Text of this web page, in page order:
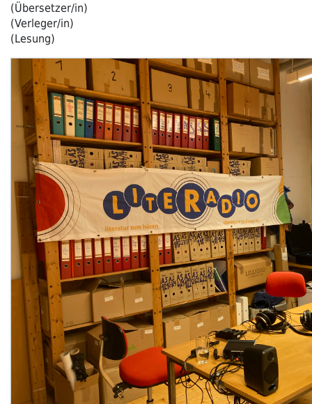
(Übersetzer/in)
(Verleger/in)
(Lesung)